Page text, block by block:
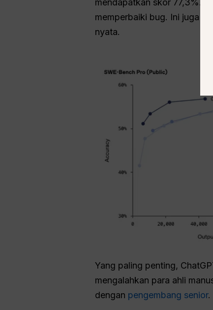
mendapatkan skor 77,3%.
memperbaiki bug. Ini juga
nyata.
Yang paling penting,
mengalahkan para ahli
dengan pengembang senior.